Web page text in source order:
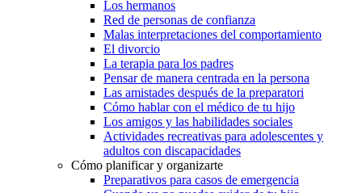
Los hermanos
Red de personas de confianza
Malas interpretaciones del comportamiento
El divorcio
La terapia para los padres
Pensar de manera centrada en la persona
Las amistades después de la preparatori
Cómo hablar con el médico de tu hijo
Los amigos y las habilidades sociales
Actividades recreativas para adolescentes y
adultos con discapacidades
Cómo planificar y organizarte
Preparativos para casos de emergencia